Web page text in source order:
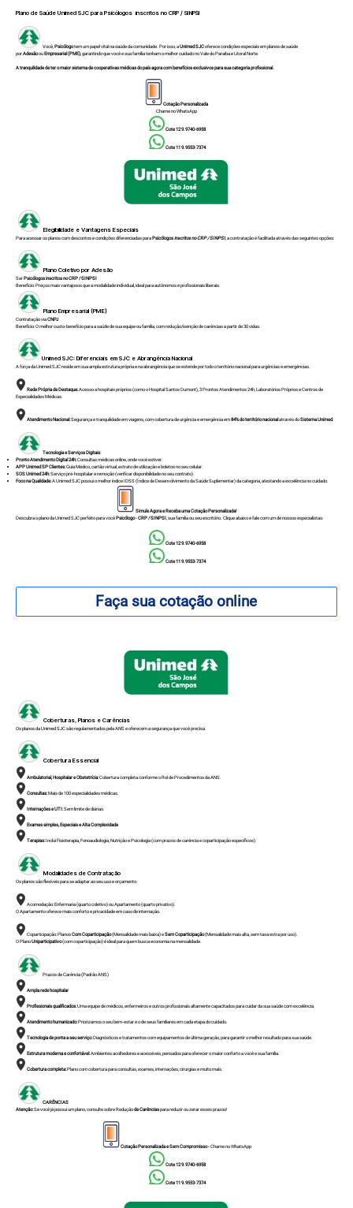
Plano de Saúde Unimed SJC para Psicólogos inscritos no CRP / SINPSI
Você, Psicólogotem um papel vital na saúde da comunidade. Por isso, aUnimed SJCoferece condições especiais em planos de saúde
porAdesãoouEmpresarial (PME), garantindo que você e sua família tenham o melhor cuidado no Vale do Paraíba e Litoral Norte.
A tranquilidade de ter o maior sistema de cooperativas médicas do país agora com benefícios exclusivos para sua categoria profissional.
Cotação Personalizada
Chame noWhatsApp
Cote 12 9.9740-6958
Cote 11 9.9553-7374
Elegibilidade e Vantagens Especiais
Para acessar os planos com descontos e condições diferenciadas paraPsicólogosinscritos no CRP / SINPSI, a contratação é facilitada através das seguintes opções:
Plano Coletivo por Adesão
SerPsicólogos inscritos no CRP / SINPSI
Benefício: Preços mais vantajosos que a modalidade individual, ideal para autônomos e profissionais liberais.
Plano Empresarial (PME)
Contratação viaCNPJ
Benefício: O melhor custo-benefício para a saúde de sua equipe ou família, com redução/isenção de carências a partir de 30 vidas.
Unimed SJC: Diferenciais em SJC e Abrangência Nacional
A força da Unimed SJC reside em sua ampla estrutura própria e na abrangência que se estende por todo o território nacional para urgências e emergências.
Rede Própria de Destaque:Acesso a hospitais próprios (como o Hospital Santos Dumont), 3 Prontos Atendimentos 24h, Laboratórios Próprios e Centros de
Especialidades Médicas.
Atendimento Nacional:Segurança e tranquilidade em viagens, com cobertura de urgência e emergência em84% do território nacionalatravés doSistema Unimed.
Tecnologia e Serviços Digitais:
Pronto Atendimento Digital 24h:Consultas médicas online, onde você estiver.
APP Unimed SP Clientes:Guia Médico, cartão virtual, extrato de utilização e boletos no seu celular.
SOS Unimed 24h:Serviço pré-hospitalar e remoção (verificar disponibilidade no seu contrato).
Foco na Qualidade:A Unimed SJC possui o melhor índice IDSS (Índice de Desenvolvimento da Saúde Suplementar) da categoria, atestando a excelência no cuidado.
Simule Agora e Receba uma Cotação Personalizada!
Descubra o plano da Unimed SJC perfeito para vocêPsicólogo - CRP / SINPSI, sua família ou seu escritório. Clique abaixo e fale com um de nossos especialistas:
Cote 12 9.9740-6958
Cote 11 9.9553-7374
Faça sua cotação online
Coberturas, Planos e Carências
Os planos da Unimed SJC são regulamentados pela ANS e oferecem a segurança que você precisa.
Cobertura Essencial
Ambulatorial, Hospitalar e Obstetrícia:Cobertura completa conforme o Rol de Procedimentos da ANS.
Consultas:Mais de 100 especialidades médicas.
Internações e UTI:Sem limite de diárias.
Exames simples, Especiais e Alta Complexidade
Terapias:Inclui Fisioterapia, Fonoaudiologia, Nutrição e Psicologia (com prazos de carência e coparticipação específicos).
Modalidades de Contratação
Os planos são flexíveis para se adaptar ao seu uso e orçamento.
Acomodação: Enfermaria (quarto coletivo) ou Apartamento (quarto privativo).
O Apartamento oferece mais conforto e privacidade em caso de internação.
Coparticipação: PlanosCom Coparticipação(Mensalidade mais baixa) eSem Coparticipação(Mensalidade mais alta, sem taxa extra por uso).
O PlanoUniparticipativo(com coparticipação) é ideal para quem busca economia na mensalidade.
Prazos de Carência (Padrão ANS)
Ampla rede hospitalar
Profissionais qualificados:Uma equipe de médicos, enfermeiros e outros profissionais altamente capacitados para cuidar da sua saúde com excelência.
Atendimento humanizado:Priorizamos o seu bem-estar e o de seus familiares em cada etapa do cuidado.
Tecnologia de ponta a seu serviço:Diagnósticos e tratamentos com equipamentos de última geração, para garantir o melhor resultado para sua saúde.
Estrutura moderna e confortável:Ambientes acolhedores e acessíveis, pensados para oferecer o maior conforto a você e sua família.
Cobertura completa:Plano com cobertura para consultas, exames, internações, cirurgias e muito mais.
CARÊNCIAS
Atenção:Se você já possui um plano, consulte sobre Reduçãode Carênciaspara reduzir ou zerar esses prazos!
Cotação Personalizada e Sem Compromisso -Chame noWhatsApp
Cote 12 9.9740-6958
Cote 11 9.9553-7374